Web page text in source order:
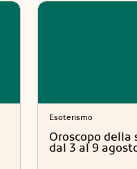
Esoterismo
Oroscopo
dal 3 al 9